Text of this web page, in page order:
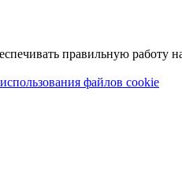
правильную работу
файлов cookie